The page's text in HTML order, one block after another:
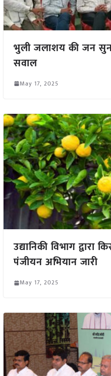
भुली जलाशय की जन
सवाल
May 17, 2025
उद्यानिकी विभाग द्वारा
पंजीयन अभियान जारी
May 17, 2025